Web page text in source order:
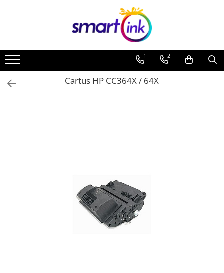
1 2
Cartus HP CC364X / 64X